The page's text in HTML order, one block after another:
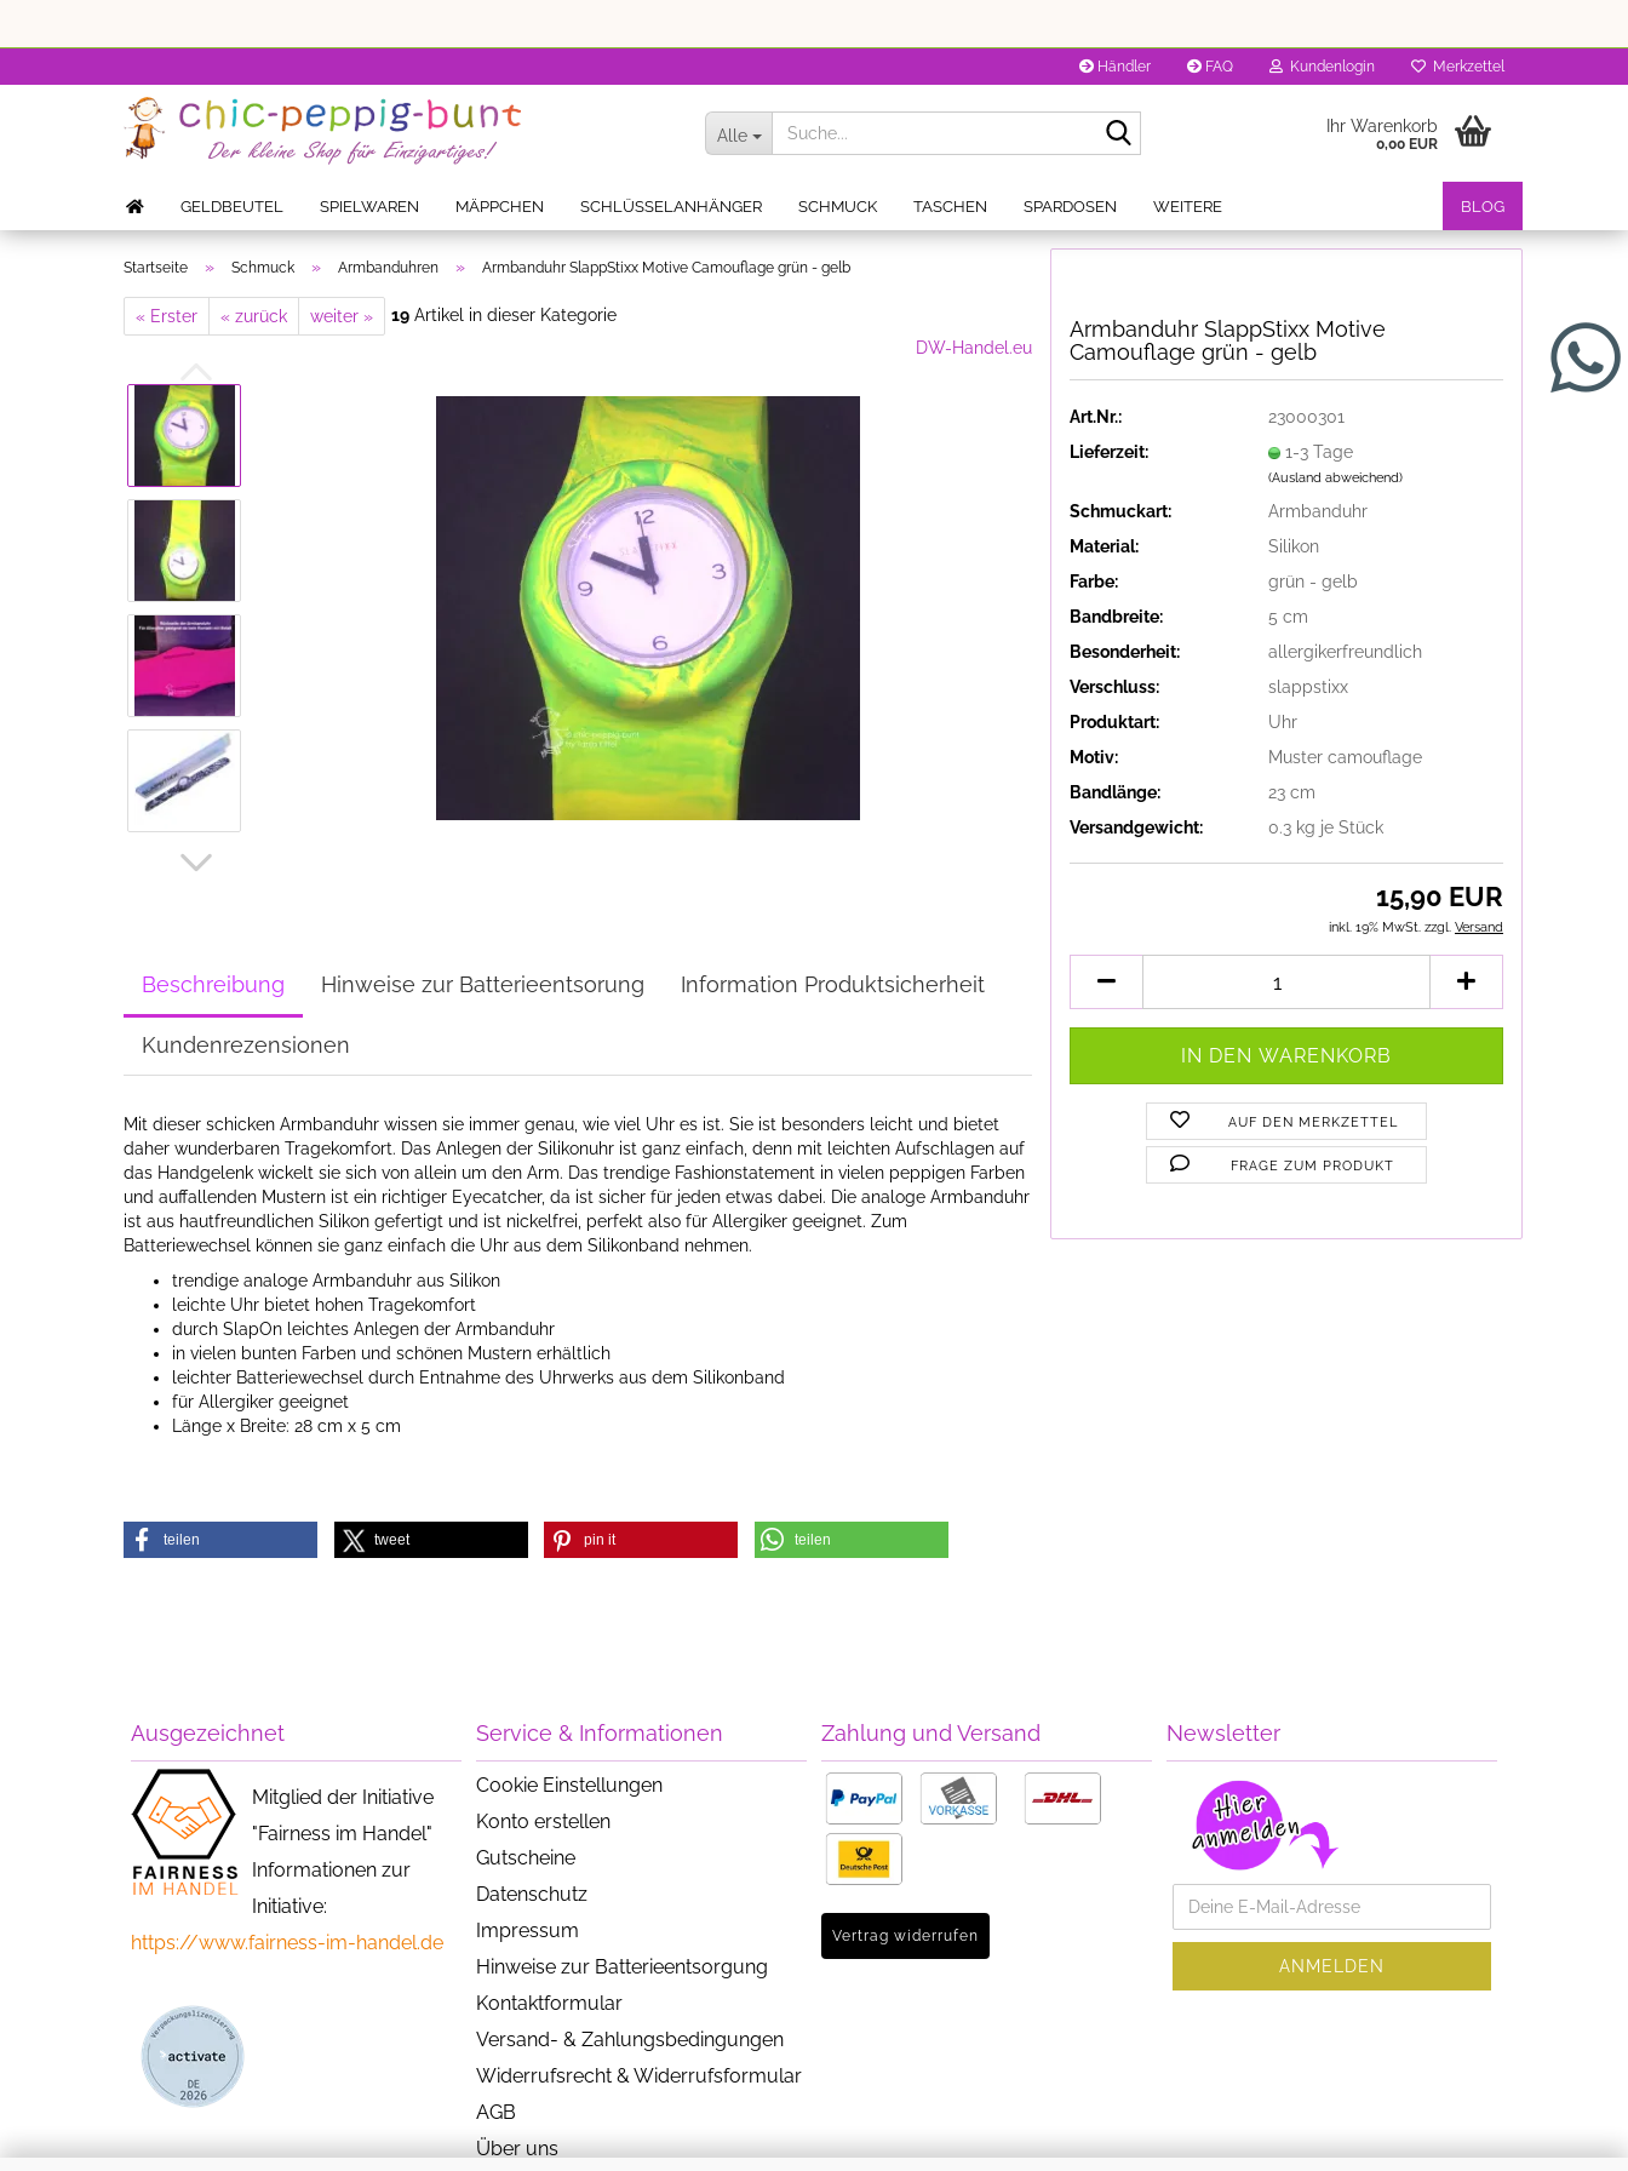
Händler FAQ Kundenlogin Merkzettel
Alle Ihr Warenkorb
0,00 EUR
GELDBEUTEL SPIELWAREN MÄPPCHEN SCHLÜSSELANHÄNGER SCHMUCK TASCHEN SPARDOSEN BLOG
WEITERE
Startseite » Schmuck » Armbanduhren » Armbanduhr SlappStixx Motive Camouflage grün - gelb
« Erster « zurück weiter » 19 Artikel in dieser Kategorie
DW-Handel.eu
Armbanduhr SlappStixx Motive
Camouflage grün - gelb
Art.Nr.:
23000301
Lieferzeit:
1-3 Tage
(Ausland abweichend)
Schmuckart:
Armbanduhr
Material:
Silikon
Farbe:
grün - gelb
Bandbreite:
5 cm
Besonderheit:
allergikerfreundlich
Verschluss:
slappstixx
Produktart:
Uhr
Motiv:
Muster camouflage
Bandlänge:
23 cm
Versandgewicht:
0.3 kg je Stück
15,90 EUR
inkl. 19% MwSt. zzgl. Versand
AUF DEN MERKZETTEL
FRAGE ZUM PRODUKT
Beschreibung Hinweise zur Batterieentsorung Information Produktsicherheit
Kundenrezensionen
Mit dieser schicken Armbanduhr wissen sie immer genau, wie viel Uhr es ist. Sie ist besonders leicht und bietet
daher wunderbaren Tragekomfort. Das Anlegen der Silikonuhr ist ganz einfach, denn mit leichten Aufschlagen auf
das Handgelenk wickelt sie sich von allein um den Arm. Das trendige Fashionstatement in vielen peppigen Farben
und auffallenden Mustern ist ein richtiger Eyecatcher, da ist sicher für jeden etwas dabei. Die analoge Armbanduhr
ist aus hautfreundlichen Silikon gefertigt und ist nickelfrei, perfekt also für Allergiker geeignet. Zum
Batteriewechsel können sie ganz einfach die Uhr aus dem Silikonband nehmen.
trendige analoge Armbanduhr aus Silikon
leichte Uhr bietet hohen Tragekomfort
durch SlapOn leichtes Anlegen der Armbanduhr
in vielen bunten Farben und schönen Mustern erhältlich
leichter Batteriewechsel durch Entnahme des Uhrwerks aus dem Silikonband
für Allergiker geeignet
Länge x Breite: 28 cm x 5 cm
teilen tweet pin it teilen
Ausgezeichnet
Mitglied der Initiative
"Fairness im Handel"
Informationen zur
Initiative:
https://www.fairness-im-handel.de
Service & Informationen
Cookie Einstellungen
Konto erstellen
Gutscheine
Datenschutz
Impressum
Hinweise zur Batterieentsorgung
Kontaktformular
Versand- & Zahlungsbedingungen
Widerrufsrecht & Widerrufsformular
AGB
Über uns
Zahlung und Versand
Vertrag widerrufen
Newsletter